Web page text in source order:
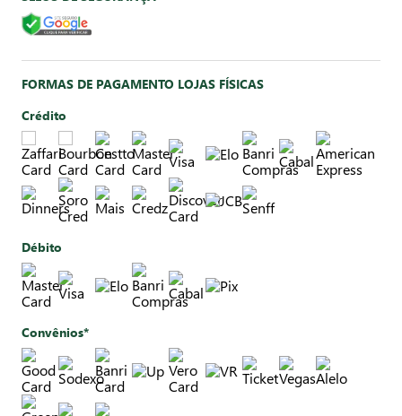
FORMAS DE PAGAMENTO LOJAS FÍSICAS
Crédito
Débito
Convênios*